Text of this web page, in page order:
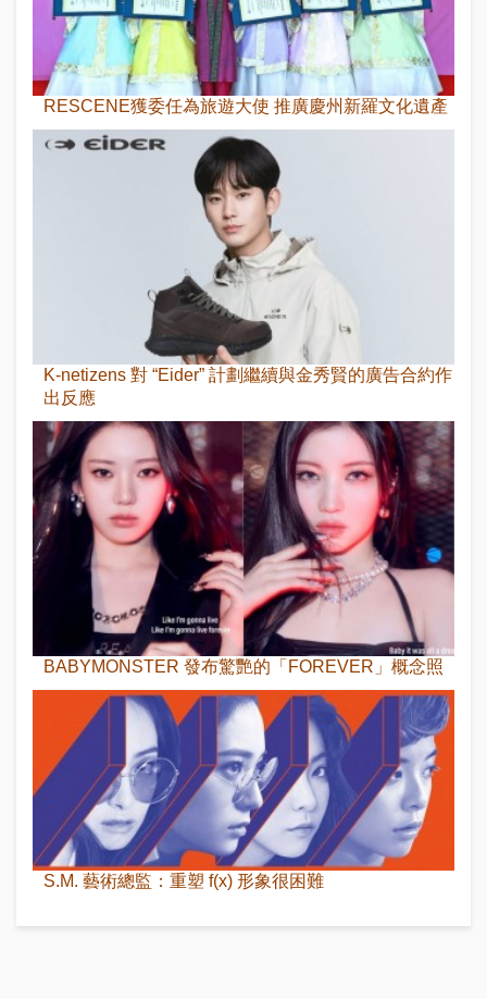
RESCENE獲委任為旅遊大使 推廣慶州新羅文化遺產
K-netizens 對 “Eider” 計劃繼續與金秀賢的廣告合約作
出反應
BABYMONSTER 發布驚艷的「FOREVER」概念照
S.M. 藝術總監：重塑 f(x) 形象很困難